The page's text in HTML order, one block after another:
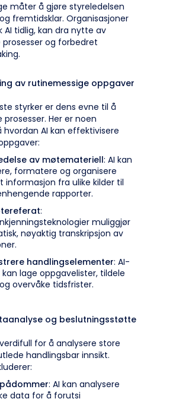
måter å gjøre styreledelsen
fremtidsklar. Organisasjoner
AI tidlig, kan dra nytte av
og forbedret
av rutinemessige oppgaver
styrker er dens evne til å
Her er noen
hvordan AI kan effektivisere
av møtemateriell: AI kan
formatere og organisere
informasjon fra ulike kilder til
rapporter.
:
muliggjør
nøyaktig transkripsjon av
handlingselementer: AI-
lage oppgavelister, tildele
overvåke tidsfrister.
og beslutningsstøtte
for å analysere store
handlingsbar innsikt.
: AI kan analysere
data for å forutsi